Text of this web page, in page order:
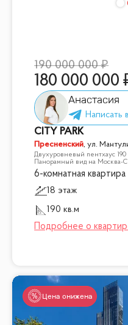
190 000 000
180 000 000
Анастасия
CITY PARK
Пресненский,ул.
Двухуровневый пентхаус
Панорамный вид на Москва-
6-комнатная квартира
18 этаж
190 кв.м
Цена снижена